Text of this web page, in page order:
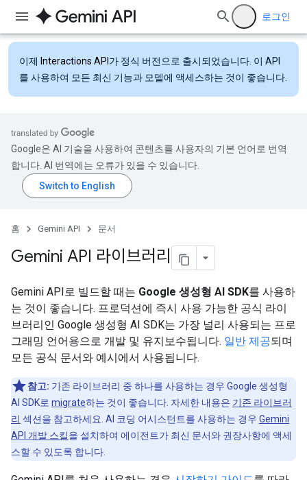
로그인
이제 Interactions API 가 정식 버전으로 출시되었습니다. 이 API
를 사용하여 모든 최신 기능과 모델에 액세스하는 것이 좋습니다.
Google은 AI 기술을 사용하여 콘텐츠를 사용자의 기본 언어로 번역
합니다. AI 번역에는 오류가 있을 수 있습니다.
홈 Gemini API 문서
Gemini API 라이브러리
Gemini API로 빌드할 때는 Google 생성형 AI SDK를 사용하
는 것이 좋습니다. 프로덕션에 즉시 사용 가능한 공식 라이
브러리인 Google 생성형 AI SDK는 가장 널리 사용되는 프로
그래밍 언어용으로 개발 및 유지보수됩니다. 일반 제공되며
모든 공식 문서와 예시에서 사용됩니다.
참고: 기존 라이브러리 중 하나를 사용하는 경우 Google 생성형
AI SDK로 migrate하는 것이 좋습니다. 자세한 내용은 기존 라이브러
리 섹션을 참고하세요. AI 코딩 어시스턴트를 사용하는 경우 Gemini
API 개발 스킬을 설치하여 에이전트가 최신 문서와 권장사항에 액세
스할 수 있도록 합니다.